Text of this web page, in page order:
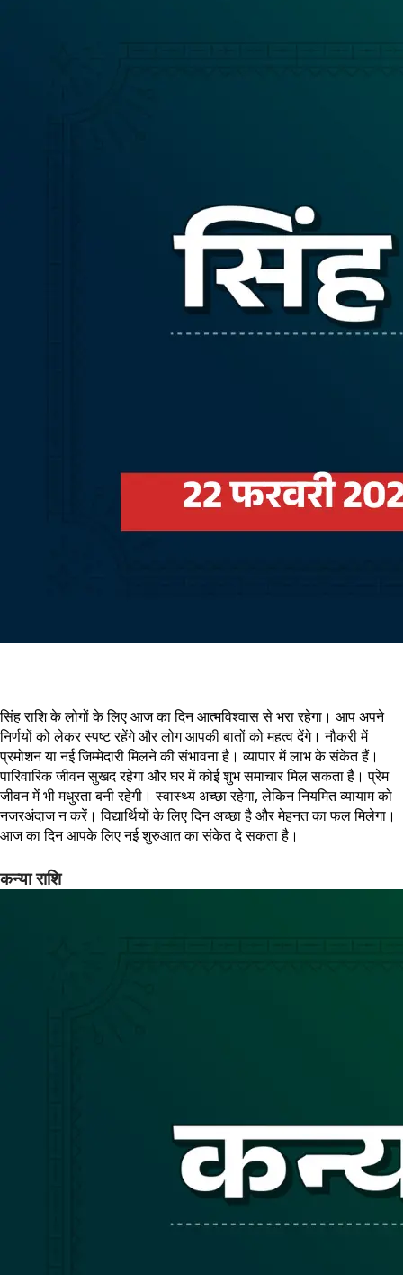
सिंह राशि के लोगों के लिए आज का दिन आत्मविश्वास से भरा रहेगा। आप अपने
निर्णयों को लेकर स्पष्ट रहेंगे और लोग आपकी बातों को महत्व देंगे। नौकरी में
प्रमोशन या नई जिम्मेदारी मिलने की संभावना है। व्यापार में लाभ के संकेत हैं।
पारिवारिक जीवन सुखद रहेगा और घर में कोई शुभ समाचार मिल सकता है। प्रेम
जीवन में भी मधुरता बनी रहेगी। स्वास्थ्य अच्छा रहेगा, लेकिन नियमित व्यायाम को
नजरअंदाज न करें। विद्यार्थियों के लिए दिन अच्छा है और मेहनत का फल मिलेगा।
आज का दिन आपके लिए नई शुरुआत का संकेत दे सकता है।
कन्या राशि